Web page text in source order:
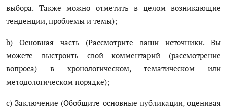
выбора. Также можно отметить в целом возникающие
тенденции, проблемы и темы);
b) Основная часть (Рассмотрите ваши источники. Вы
можете выстроить свой комментарий (рассмотрение
вопроса) в хронологическом, тематическом или
методологическом порядке);
c) Заключение (Обобщите основные публикации, оценивая